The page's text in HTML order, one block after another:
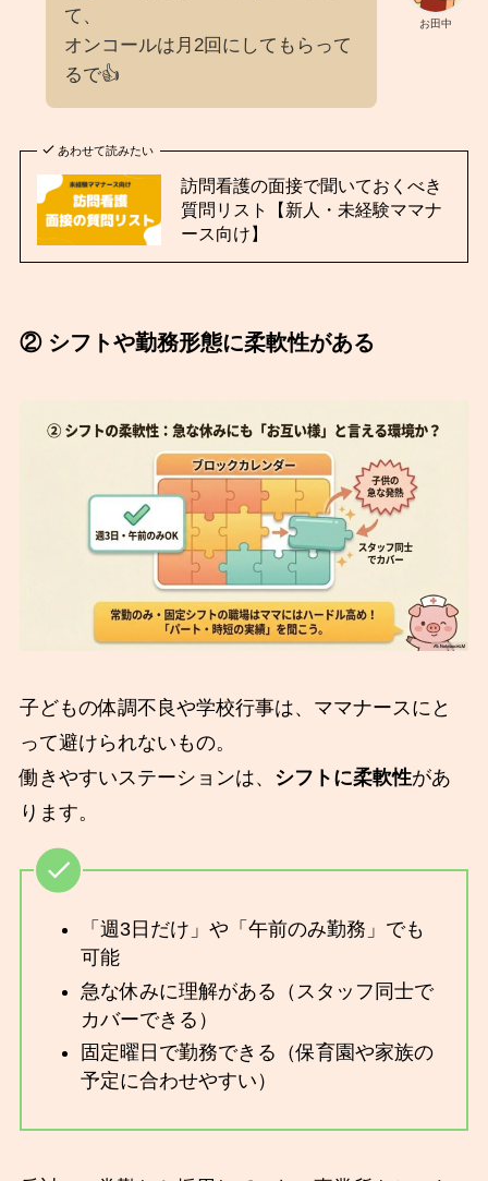
お田中
て、
オンコールは月2回にしてもらって
るで👍️
あわせて読みたい
訪問看護の面接で聞いておくべき
質問リスト【新人・未経験ママナ
ース向け】
② シフトや勤務形態に柔軟性がある
子どもの体調不良や学校行事は、ママナースにと
って避けられないもの。
働きやすいステーションは、 シフトに柔軟性があ
ります。
「週3日だけ」や「午前のみ勤務」でも
可能
急な休みに理解がある（スタッフ同士で
カバーできる）
固定曜日で勤務できる（保育園や家族の
予定に合わせやすい）